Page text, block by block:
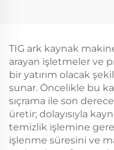
TIG ark kaynak
arayan işletmeler ve
bir yatırım olacak
sunar. Öncelikle bu
sıçrama ile son
üretir; dolayısıyla
temizlik işlemine
işlenme süresini ve